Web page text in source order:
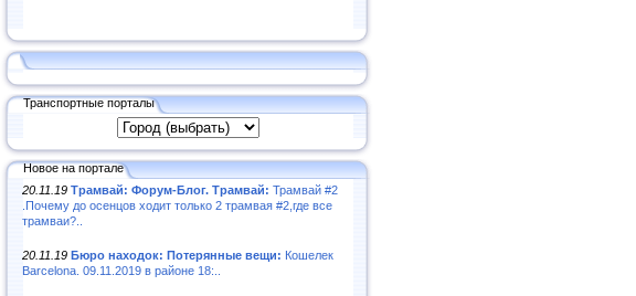
Транспортные порталы
Новое на портале
20.11.19 Трамвай: Форум-Блог. Трамвай: Трамвай #2
.Почему до осенцов ходит только 2 трамвая #2,где все
трамваи?..
20.11.19 Бюро находок: Потерянные вещи: Кошелек
Barcelona. 09.11.2019 в районе 18:..